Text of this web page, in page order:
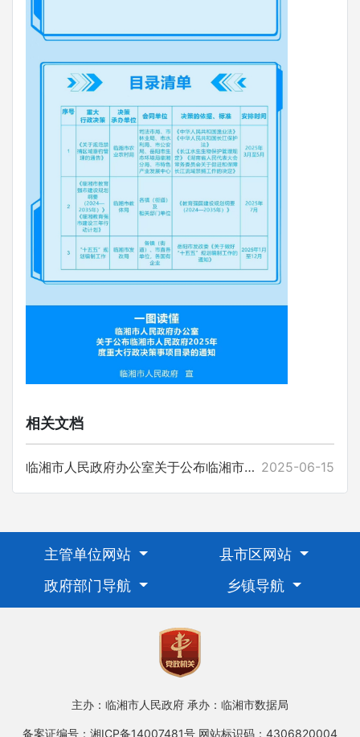
相关文档
临湘市人民政府办公室关于公布临湘市人民政府2025年度重大行政决策事项目录的通知 2025-06-15
主管单位网站
县市区网站
政府部门导航
乡镇导航
主办：临湘市人民政府 承办：临湘市数据局
备案证编号：湘ICP备14007481号 网站标识码：4306820004